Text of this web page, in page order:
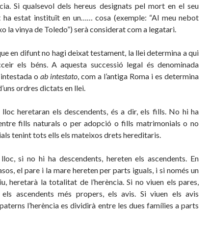
Si qualsevol dels hereus designats pel mort en el seu
ha estat instituït en un…… cosa (exemple: “Al meu nebot
la vinya de Toledo”) serà considerat com a legatari.
en difunt no hagi deixat testament, la llei determina a qui
els béns. A aquesta successió legal és denominada
o ab intestato, com a l’antiga Roma i es determina
ordres dictats en llei.
lloc heretaran els descendents, és a dir, els fills. No hi ha
fills naturals o per adopció o fills matrimonials o no
tenint tots ells els mateixos drets hereditaris.
si no hi ha descendents, hereten els ascendents. En
el pare i la mare hereten per parts iguals, i si només un
heretarà la totalitat de l’herència. Si no viuen els pares,
els ascendents més propers, els avis. Si viuen els avis
l’herència es dividirà entre les dues famílies a parts